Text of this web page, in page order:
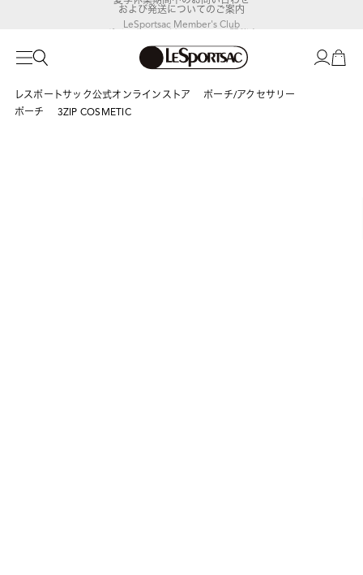
LeSportsac Member's Club
ポイントアップキャンペーン開催中
レスポートサック公式オンラインストア
ポーチ/アクセサリー
ポーチ
3ZIP COSMETIC